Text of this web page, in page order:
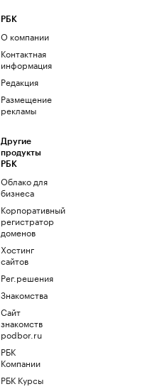
РБК
О компании
Контактная
информация
Редакция
Размещение
рекламы
Другие
продукты
РБК
Облако для
бизнеса
Корпоративный
регистратор
доменов
Хостинг
сайтов
Рег.решения
Знакомства
Сайт
знакомств
podbor.ru
РБК
Компании
РБК Курсы